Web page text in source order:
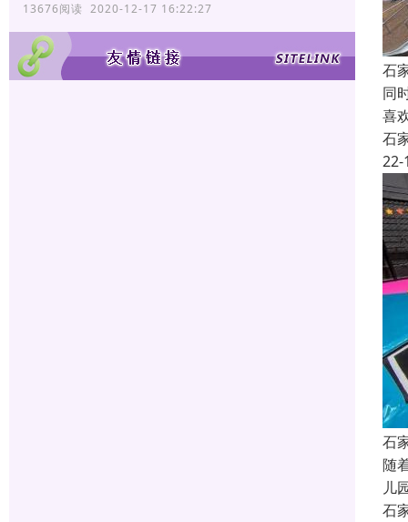
13676阅读 2020-12-17 16:22:27
石
同
喜
石
22-
石
随
儿
石